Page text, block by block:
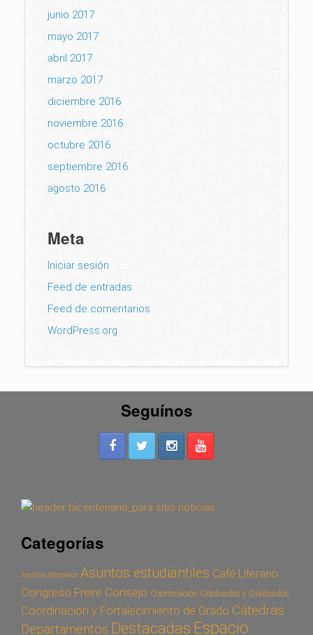
junio 2017
mayo 2017
abril 2017
marzo 2017
diciembre 2016
noviembre 2016
octubre 2016
septiembre 2016
agosto 2016
Meta
Iniciar sesión
Feed de entradas
Feed de comentarios
WordPress.org
Seguínos
Categorías
Archivo Histórico Asuntos estudiantiles Café Literario
Congreso Freire Consejo Coordinación Graduadas y Graduados
Coordinación y Fortalecimiento de Grado Cátedras
Departamentos Destacadas Espacio